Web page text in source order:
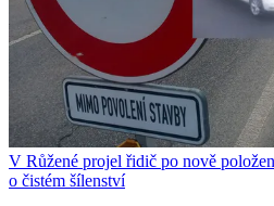
V Růžené projel řidič po nově
o čistém šílenství